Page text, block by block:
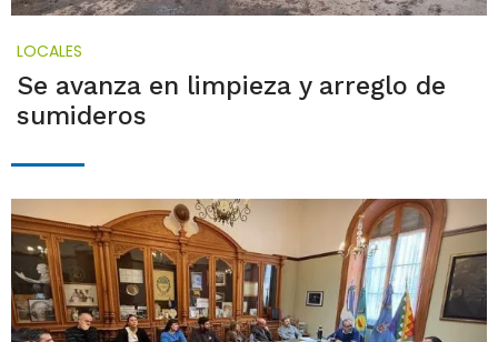
LOCALES
Se avanza en limpieza y arreglo de
sumideros